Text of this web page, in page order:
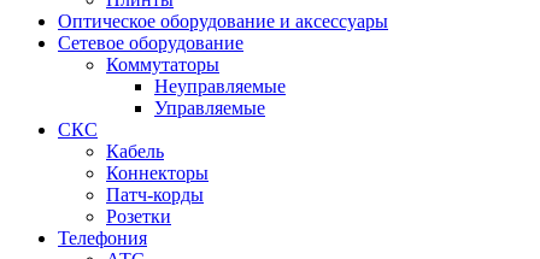
Оптическое оборудование и аксессуары
Сетевое оборудование
Коммутаторы
Неуправляемые
Управляемые
СКС
Кабель
Коннекторы
Патч-корды
Розетки
Телефония